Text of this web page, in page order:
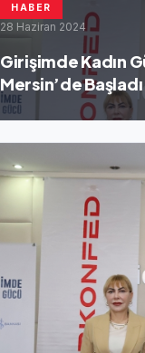
HABER
28 Haziran 2024
Girişimde Kadın
Mersin’de Başladı